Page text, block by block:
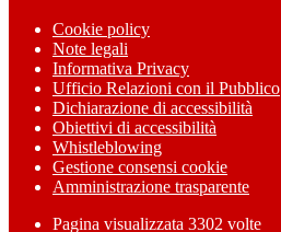
Cookie policy
Note legali
Informativa Privacy
Ufficio Relazioni con il Pubblico
Dichiarazione di accessibilità
Obiettivi di accessibilità
Whistleblowing
Gestione consensi cookie
Amministrazione trasparente
Pagina visualizzata 3302 volte